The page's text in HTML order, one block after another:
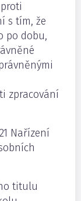
s tím, že
po dobu,
zpracování
Nařízení
titulu